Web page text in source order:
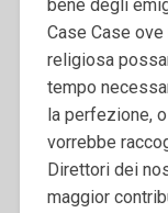
bene degli
Case Case
religiosa
tempo
la perfezione,
vorrebbe
Direttori dei
maggior